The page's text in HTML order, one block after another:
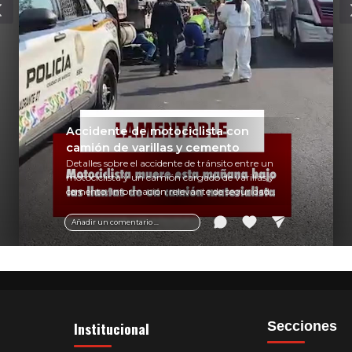
Añadir un comentario ...
Accidente de motociclista con
camión de varillas y cemento
Detalles sobre el accidente de tránsito entre un
motociclista y un camión cargado de varillas y
cemento. Información relevante de seguridad
vial y recomendaciones para motociclistas.
Institucional Secciones